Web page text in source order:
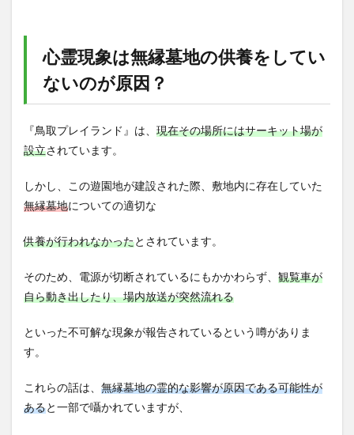
心霊現象は無縁墓地の供養をしてい
ないのが原因？
『鳥取プレイランド』は、 現在その場所にはサーキット場が
設立されています。
しかし、この遊園地が建設された際、敷地内に存在していた
無縁墓地についての適切な
供養が行われなかったとされています。
そのため、電源が切断されているにもかかわらず、 観覧車が
自ら動き出したり、場内放送が突然流れる
といった不可解な現象が報告されているという噂がありま
す。
これらの話は、 無縁墓地の霊的な影響が原因である可能性が
あると一部で囁かれていますが、